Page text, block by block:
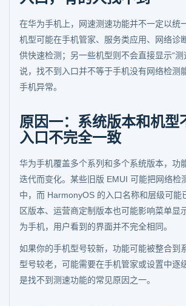
在华为手机上，网速测速功能并不一定以统
机型可能在手机管家、服务类应用、网络诊
供快速检测；另一些机型则不会直接显示“测
说，找不到入口并不等于手机没有网络检测
手机异常。
原因一：系统版本和机型
入口不完全一致
华为手机覆盖多个系列和多个系统版本，功
迭代而变化。某些旧版 EMUI 可能把网络检
中，而 HarmonyOS 的入口名称和层级可能
区版本、运营商定制版本也可能影响菜单显
为手机，用户看到的界面并不完全相同。
如果你的手机型号较新，功能可能被整合到
型号较老，可能需要在手机管家或设置中逐
是找不到测速功能的常见原因之一。